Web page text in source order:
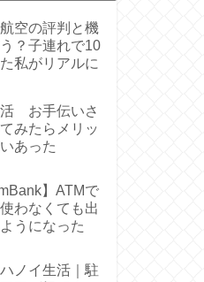
空の評判と機
？子連れで10
私がリアルに
お手伝いさ
みたらメリッ
あった
】ATMで
わなくても出
うになった
ノイ生活｜駐